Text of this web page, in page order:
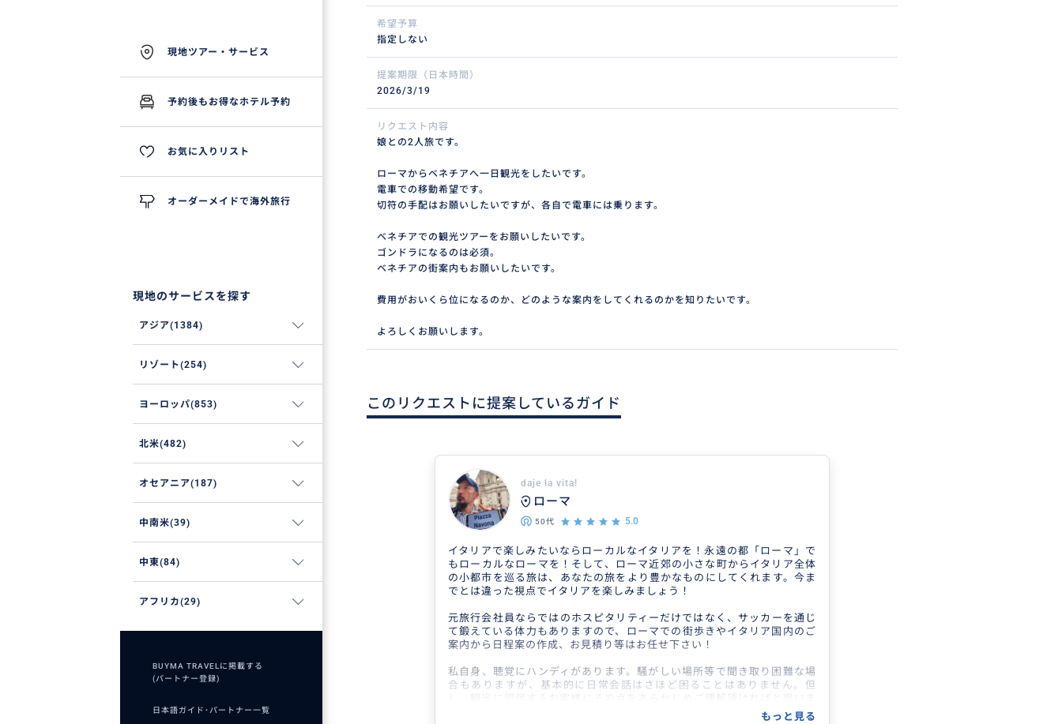
希望予算
指定しない
提案期限（日本時間）
2026/3/19
リクエスト内容
娘との2人旅です。
ローマからベネチアへ一日観光をしたいです。
電車での移動希望です。
切符の手配はお願いしたいですが、各自で電車には乗ります。
ベネチアでの観光ツアーをお願いしたいです。
ゴンドラになるのは必須。
ベネチアの街案内もお願いしたいです。
費用がおいくら位になるのか、どのような案内をしてくれるのかを知りたいです。
よろしくお願いします。
このリクエストに提案しているガイド
daje la vita!
ローマ
50代 5.0
イタリアで楽しみたいならローカルなイタリアを！永遠の都「ローマ」で
もローカルなローマを！そして、ローマ近郊の小さな町からイタリア全体
の小都市を巡る旅は、あなたの旅をより豊かなものにしてくれます。今ま
でとは違った視点でイタリアを楽しみましょう！
元旅行会社員ならではのホスピタリティーだけではなく、サッカーを通じ
て鍛えている体力もありますので、ローマでの街歩きやイタリア国内のご
案内から日程案の作成、お見積り等はお任せ下さい！
私自身、聴覚にハンディがあります。騒がしい場所等で聞き取り困難な場
合もありますが、基本的に日常会話はさほど困ることはありません。但
す。また、旅行会社時代には数十回の添乗経験もあり、その添乗業務にお
もっと見る
現地ツアー・サービス
予約後もお得なホテル予約
お気に入りリスト
オーダーメイドで海外旅行
現地のサービスを探す
アジア(1384)
リゾート(254)
ヨーロッパ(853)
北米(482)
オセアニア(187)
中南米(39)
中東(84)
アフリカ(29)
BUYMA TRAVELに掲載する
(パートナー登録)
日本語ガイド･パートナー一覧